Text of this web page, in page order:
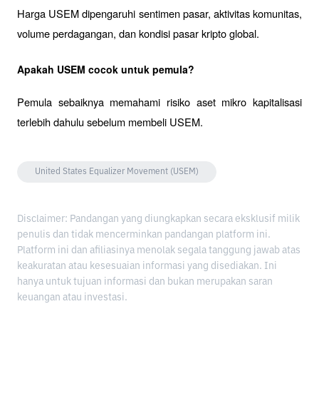
Harga USEM dipengaruhi sentimen pasar, aktivitas komunitas,
volume perdagangan, dan kondisi pasar kripto global.
Apakah USEM cocok untuk pemula?
Pemula sebaiknya memahami risiko aset mikro kapitalisasi
terlebih dahulu sebelum membeli USEM.
United States Equalizer Movement (USEM)
Disclaimer: Pandangan yang diungkapkan secara eksklusif milik
penulis dan tidak mencerminkan pandangan platform ini.
Platform ini dan afiliasinya menolak segala tanggung jawab atas
keakuratan atau kesesuaian informasi yang disediakan. Ini
hanya untuk tujuan informasi dan bukan merupakan saran
keuangan atau investasi.